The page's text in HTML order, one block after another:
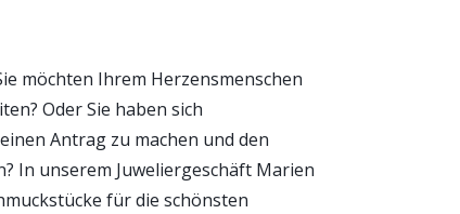
möchten Ihrem Herzensmenschen
Oder Sie haben sich
Antrag zu machen und den
In unserem Juweliergeschäft Marien
für die schönsten